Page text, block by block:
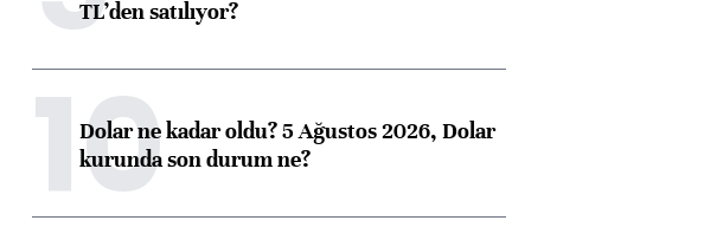
TL’den satılıyor?
10
Dolar ne kadar oldu? 5 Ağustos 2026, Dolar
kurunda son durum ne?